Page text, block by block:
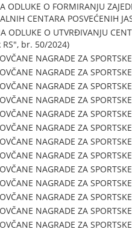
ODLUKE O FORMIRANJU
CENTARA POSVEĆENIH
ODLUKE O UTVRĐIVANJU
RS", br. 50/2024)
NAGRADE ZA
NAGRADE ZA
NAGRADE ZA
NAGRADE ZA
NAGRADE ZA
NAGRADE ZA
NAGRADE ZA
NAGRADE ZA
NAGRADE ZA
NAGRADE ZA
NAGRADE ZA
NAGRADE ZA
NAGRADE ZA